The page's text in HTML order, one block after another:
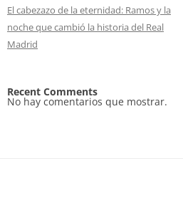
El cabezazo de la eternidad: Ramos y la
noche que cambió la historia del Real
Madrid
Recent Comments
No hay comentarios que mostrar.